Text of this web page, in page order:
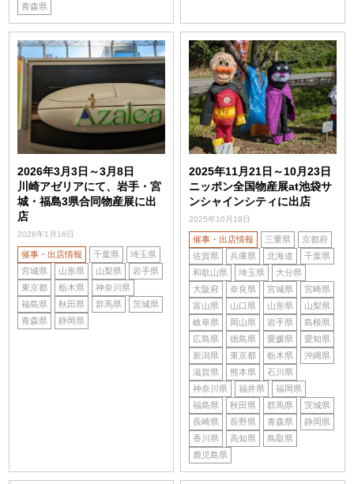
青森県
2026年3月3日～3月8日
川崎アゼリアにて、岩手・宮
城・福島3県合同物産展に出
店
2026年1月16日
催事・出店情報 千葉県
埼玉県
宮城県
山形県 山梨県
岩手県
東京都
栃木県
神奈川県
福島県
秋田県 群馬県
茨城県
青森県
静岡県
2025年11月21日～10月23日
ニッポン全国物産展at池袋サ
ンシャインシティに出店
2025年10月19日
催事・出店情報 三重県
京都府
佐賀県
兵庫県 北海道
千葉県
和歌山県
埼玉県
大分県
大阪府
奈良県 宮城県
宮崎県
富山県
山口県 山形県
山梨県
岐阜県
岡山県 岩手県
島根県
広島県
徳島県 愛媛県
愛知県
新潟県
東京都 栃木県
沖縄県
滋賀県
熊本県
石川県
神奈川県
福井県
福岡県
福島県
秋田県 群馬県
茨城県
長崎県
長野県 青森県
静岡県
香川県
高知県
鳥取県
鹿児島県